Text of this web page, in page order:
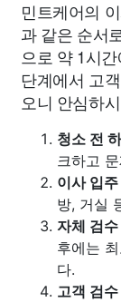
민트케어의
과 같은 순서
으로 약 1시
단계에서 고
오니 안심하
청소 전
크하고
이사 입
방, 거실
자체 검
후에는
다.
고객 검